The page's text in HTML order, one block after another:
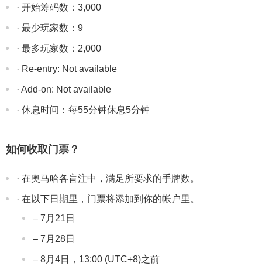
· 开始筹码数：3,000
· 最少玩家数：9
· 最多玩家数：2,000
· Re-entry: Not available
· Add-on: Not available
· 休息时间：每55分钟休息5分钟
如何收取门票？
· 在奥马哈各盲注中，满足所要求的手牌数。
· 在以下日期里，门票将添加到你的帐户里。
– 7月21日
– 7月28日
– 8月4日，13:00 (UTC+8)之前